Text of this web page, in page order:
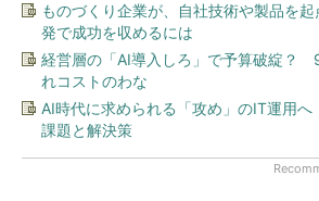
ものづくり企業が、自社技術や製品を
発で成功を収めるには
経営層の「AI導入しろ」で予算破綻？
れコストのわな
AI時代に求められる「攻め」のIT運用
課題と解決策